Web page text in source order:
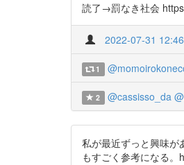
読了→罰なき社会
2022-07-31
1
2 @cassisso_da
私が最近ずっと興味が
もすごく参考になる